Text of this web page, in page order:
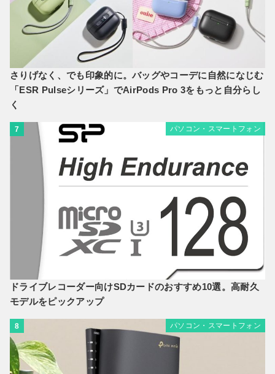
さりげなく、でも印象的に。バッグやコーデに自然になじむ
「ESR Pulseシリーズ」でAirPods Pro 3をもっと自分らし
く
7 パソコン・スマートフォン
ドライブレコーダー向けSDカードのおすすめ10選。高耐久
モデルをピックアップ
8 パソコン・スマートフォン